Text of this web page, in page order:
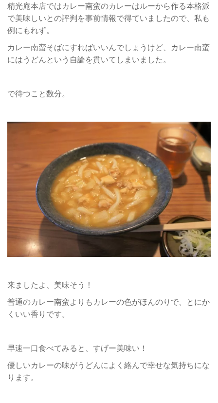
精光庵本店ではカレー南蛮のカレーはルーから作る本格派
で美味しいとの評判を事前情報で得ていましたので、私も
例にもれず。
カレー南蛮そばにすればいいんでしょうけど、カレー南蛮
にはうどんという自論を貫いてしまいました。
で待つこと数分。
来ましたよ、美味そう！
普通のカレー南蛮よりもカレーの色がほんのりで、とにか
くいい香りです。
早速一口食べてみると、すげー美味い！
優しいカレーの味がうどんによく絡んで幸せな気持ちにな
ります。